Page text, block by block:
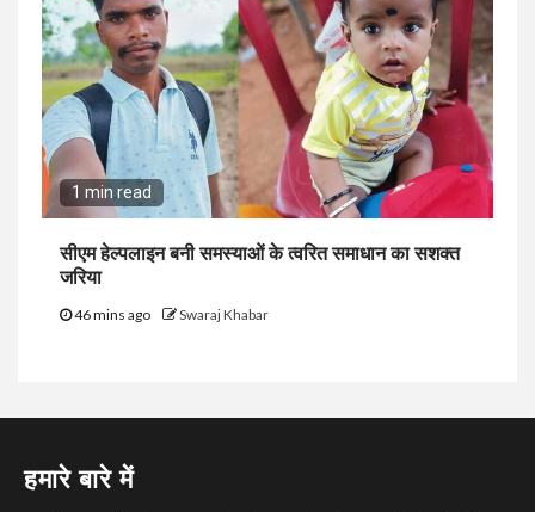
1 min read
सीएम हेल्पलाइन बनी समस्याओं के त्वरित समाधान का सशक्त
जरिया
46 mins ago Swaraj Khabar
हमारे बारे में